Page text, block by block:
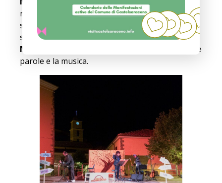
nuova linfa ai testi di Nigro. Le armonie
suggestive che hanno abbracciato le parole
sono state create dal compositoreGiocondo
Margarita
, fondendo in un abbraccio perfetto le
parole e la musica.